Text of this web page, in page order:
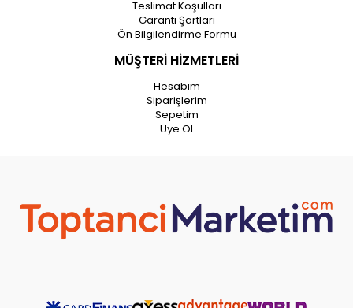
Teslimat Koşulları
Garanti Şartları
Ön Bilgilendirme Formu
MÜŞTERİ HİZMETLERİ
Hesabım
Siparişlerim
Sepetim
Üye Ol